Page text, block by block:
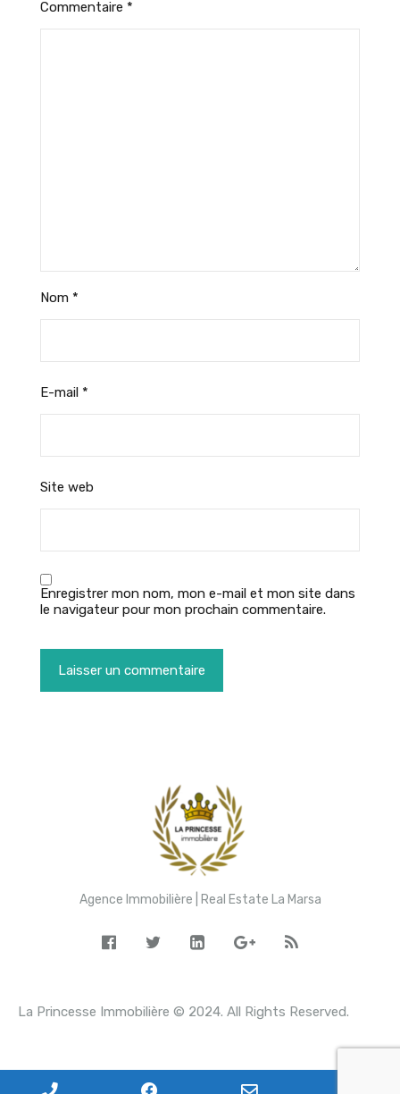
Commentaire *
Nom *
E-mail *
Site web
Enregistrer mon nom, mon e-mail et mon site dans
le navigateur pour mon prochain commentaire.
Agence Immobilière | Real Estate La Marsa
La Princesse Immobilière © 2024. All Rights Reserved.